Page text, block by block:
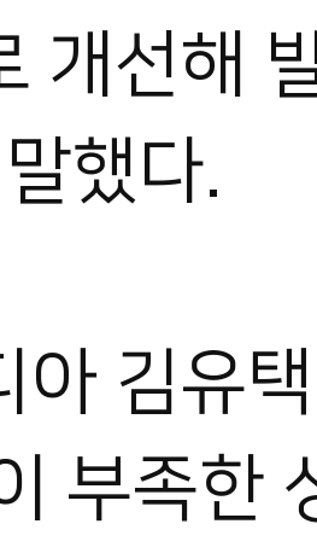
개선해
했다.
아 김유
부족한